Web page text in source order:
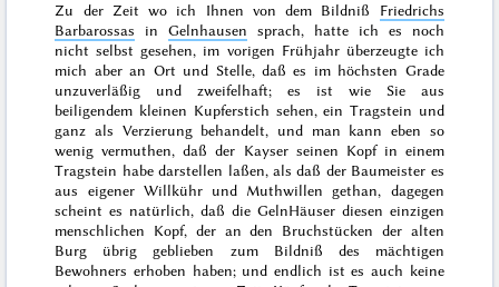
Zu der Zeit wo ich Ihnen von dem Bildniß Friedrichs
Barbarossas inGelnhausen sprach, hatte ich es noch
nicht selbst gesehen, im vorigen Frühjahrüberzeugte ich
mich aber an Ort und Stelle, daß es im höchsten Grade
unzuverläßig und zweifelhaft; es ist wie Sie aus
beiligendem kleinen Kupferstich sehen, ein Tragstein und
ganz als Verzierung behandelt, und man kann eben so
wenig vermuthen, daß der Kayser seinen Kopf in einem
Tragstein habe darstellen laßen, als daß der Baumeister es
aus eigener Willkühr und Muthwillen gethan, dagegen
scheint es natürlich, daß die GelnHäuser diesen einzigen
menschlichen Kopf, der an den Bruchstücken der alten
Burg übrig geblieben zum Bildniß des mächtigen
Bewohners erhoben haben; und endlich ist es auch keine